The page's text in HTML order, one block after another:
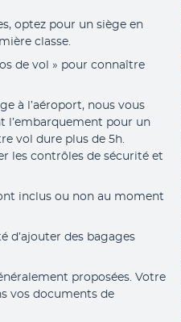
optez pour un siège en
classe.
de vol » pour connaître
à l’aéroport, nous vous
l’embarquement pour un
vol dure plus de 5h.
les contrôles de sécurité et
inclus ou non au moment
d’ajouter des bagages
proposées. Votre
vos documents de